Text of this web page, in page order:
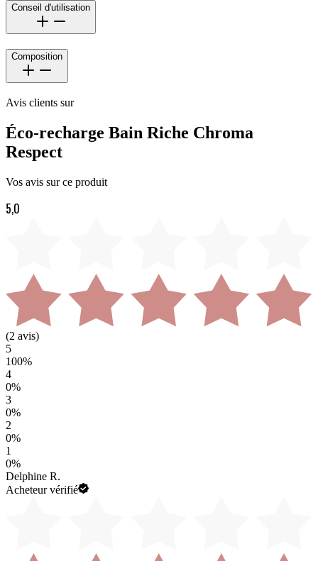
Conseil d'utilisation
Composition
Avis clients sur
Éco-recharge Bain Riche Chroma
Respect
Vos avis sur ce produit
5,0
(2 avis)
5
100%
4
0%
3
0%
2
0%
1
0%
Delphine R.
Acheteur vérifié